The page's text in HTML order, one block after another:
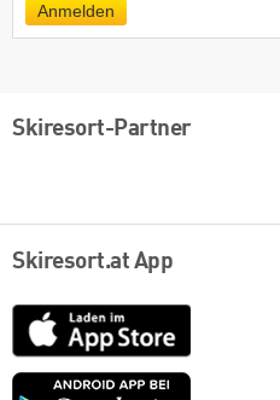
Anmelden
Skiresort-Partner
Skiresort.at App
App
Store
Google